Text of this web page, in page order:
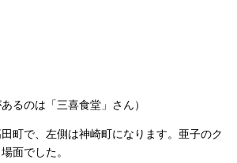
るのは「三喜食堂」さん）
町で、左側は神崎町になります。亜子のク
面でした。